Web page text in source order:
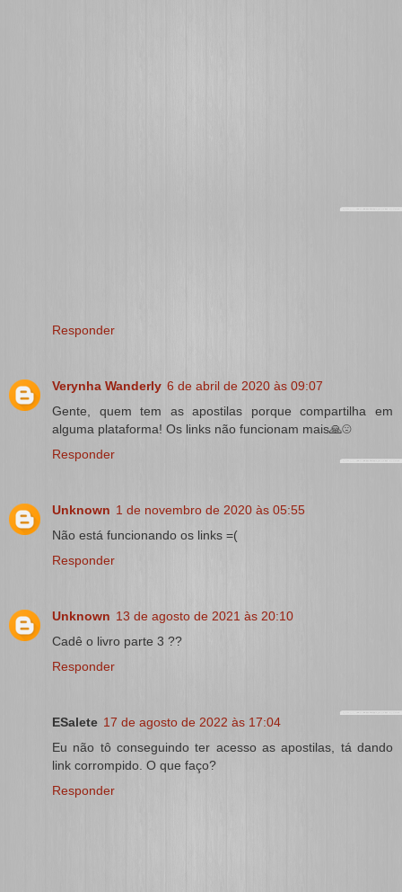
Responder
Verynha Wanderly 6 de abril de 2020 às 09:07
Gente, quem tem as apostilas porque compartilha em
alguma plataforma! Os links não funcionam mais🙏☹️
Responder
Unknown 1 de novembro de 2020 às 05:55
Não está funcionando os links =(
Responder
Unknown 13 de agosto de 2021 às 20:10
Cadê o livro parte 3 ??
Responder
ESalete 17 de agosto de 2022 às 17:04
Eu não tô conseguindo ter acesso as apostilas, tá dando
link corrompido. O que faço?
Responder